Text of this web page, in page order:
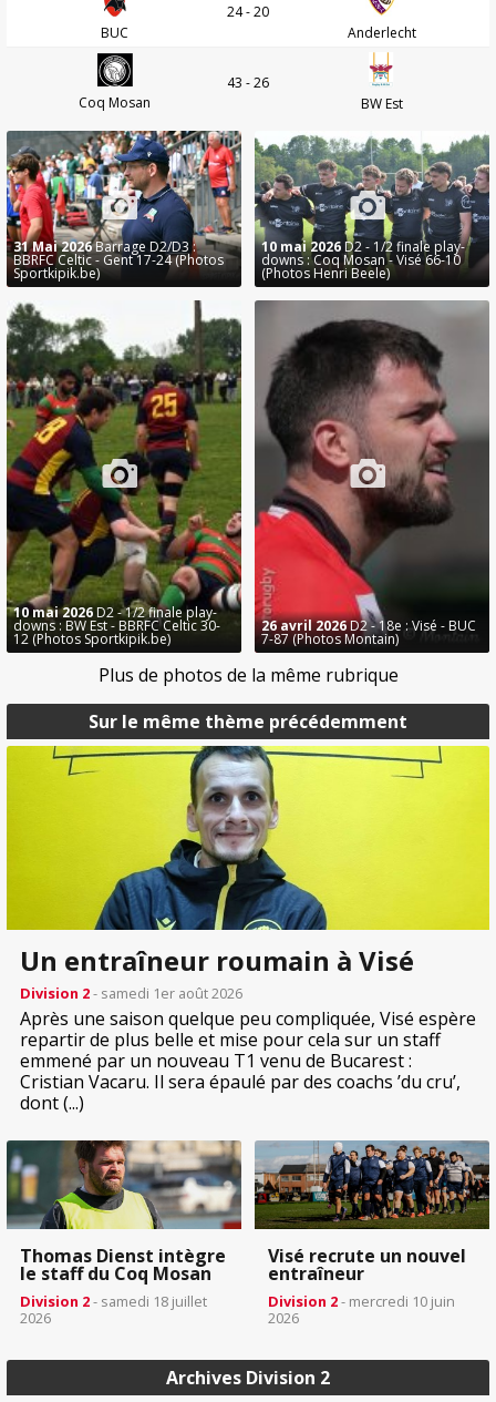
Sur le même thème précédemment
Un entraîneur roumain à Visé
Division 2- samedi 1er août 2026
Après une saison quelque peu compliquée, Visé espère
repartir de plus belle et mise pour cela sur un staff
emmené par un nouveau T1 venu de Bucarest :
Cristian Vacaru. Il sera épaulé par des coachs ’du cru’,
dont (...)
Thomas Dienst intègre
le staff du Coq Mosan
Division 2- samedi 18 juillet
2026
Visé recrute un nouvel
entraîneur
Division 2- mercredi 10 juin
2026
Archives Division 2
BUC
24 - 20
Anderlecht
Coq Mosan
43 - 26
BW Est
31 Mai 2026Barrage D2/D3 :
BBRFC Celtic - Gent 17-24 (Photos
Sportkipik.be)
10 mai 2026 D2 - 1/2 finale play-
downs : Coq Mosan - Visé 66-10
(Photos Henri Beele)
10 mai 2026D2 - 1/2 finale play-
downs : BW Est - BBRFC Celtic 30-
12 (Photos Sportkipik.be)
26 avril 2026D2 - 18e : Visé - BUC
7-87 (Photos Montain)
Plus de photos de la même rubrique